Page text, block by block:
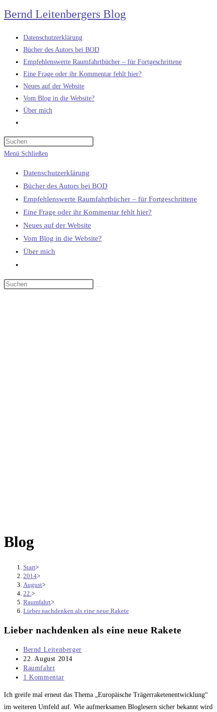
Zum
Inhalt
springen
Bernd Leitenbergers Blog
Datenschutzerklärung
Bücher des Autors bei BOD
Empfehlenswerte Raumfahrtbücher – für Fortgeschrittene
Eine Frage oder ihr Kommentar fehlt hier?
Neues auf der Website
Vom Blog in die Website?
Über mich
umschalten
Menü Schließen
Datenschutzerklärung
Bücher des Autors bei BOD
Empfehlenswerte Raumfahrtbücher – für Fortgeschrittene
Eine Frage oder ihr Kommentar fehlt hier?
Neues auf der Website
Vom Blog in die Website?
Über mich
umschalten
Blog
Start>
2014>
August>
22. >
Raumfahrt>
Lieber nachdenken als eine neue Rakete
Lieber nachdenken als eine neue Rakete
Beitrags-
Autor:
Bernd Leitenberger
Beitrag
veröffentlicht:
22. August 2014
Beitrags-
Kategorie:
Raumfahrt
Beitrags-
1 Kommentar
Ich greife mal erneut das Thema „Europäische Trägerraketenentwicklung“
im weiteren Umfeld auf. Wie aufmerksamen Bloglesern sicher bekannt wird